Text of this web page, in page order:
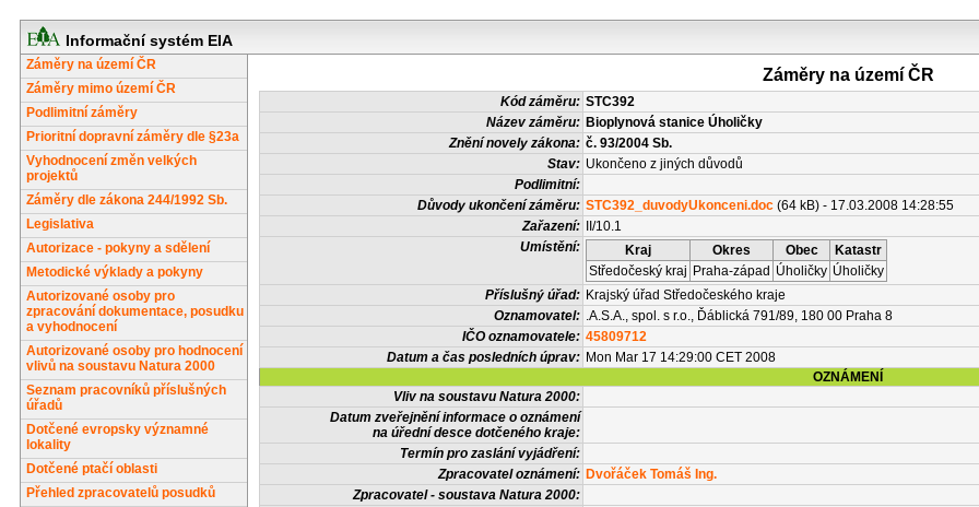
Informační systém EIA
Záměry na území ČR
Záměry mimo území ČR
Podlimitní záměry
Prioritní dopravní záměry dle §23a
Vyhodnocení změn velkých
projektů
Záměry dle zákona 244/1992 Sb.
Legislativa
Autorizace - pokyny a sdělení
Metodické výklady a pokyny
Autorizované osoby pro
zpracování dokumentace, posudku
a vyhodnocení
Autorizované osoby pro hodnocení
vlivů na soustavu Natura 2000
Seznam pracovníků příslušných
úřadů
Dotčené evropsky významné
lokality
Dotčené ptačí oblasti
Přehled zpracovatelů posudků
Záměry na území ČR
Kód záměru: STC392
Název záměru: Bioplynová stanice Úholičky
Znění novely zákona: č. 93/2004 Sb.
Stav: Ukončeno z jiných důvodů
Podlimitní:
Důvody ukončení záměru: STC392_duvodyUkonceni.doc (64 kB) - 17.03.2008 14:28:55
Zařazení:
II/10.1
Umístění:
Kraj Okres Obec
Katastr
Středočeský kraj Praha-západ Úholičky Úholičky
Příslušný úřad: Krajský úřad Středočeského kraje
Oznamovatel: .A.S.A., spol. s r.o., Ďáblická 791/89, 180 00 Praha 8
IČO oznamovatele: 45809712
Datum a čas posledních úprav: Mon Mar 17 14:29:00 CET 2008
OZNÁMENÍ
Vliv na soustavu Natura 2000:
Datum zveřejnění informace o oznámení
na úřední desce dotčeného kraje:
Termín pro zaslání vyjádření:
Zpracovatel oznámení: Dvořáček Tomáš Ing.
Zpracovatel - soustava Natura 2000: